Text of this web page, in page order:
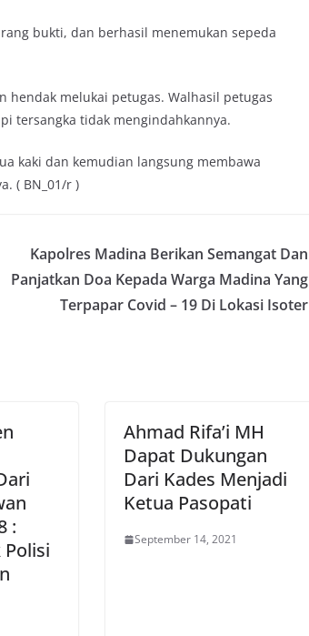
bukti, dan berhasil menemukan sepeda
hendak melukai petugas. Walhasil petugas
tersangka tidak mengindahkannya.
kaki dan kemudian langsung membawa
( BN_01/r )
Kapolres Madina Berikan Semangat Dan
Panjatkan Doa Kepada Warga Madina Yang
Terpapar Covid – 19 Di Lokasi Isoter
:
Ahmad Rifa’i MH
Dapat Dukungan
Dari Kades Menjadi
Ketua Pasopati
September 14, 2021